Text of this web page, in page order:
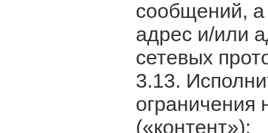
сообщений,
адрес и/или
сетевых
3.13.
(«контент»):